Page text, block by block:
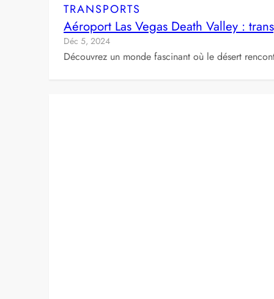
TRANSPORTS
Aéroport Las Vegas Death Valley :
Déc 5, 2024
Découvrez un monde fascinant où le désert